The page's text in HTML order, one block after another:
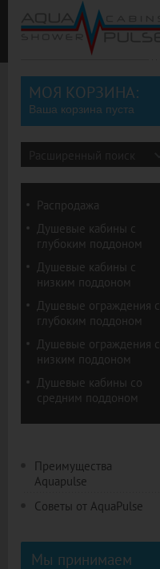
МОЯ КОРЗИНА:
Ваша корзина пуста
Распродажа
Душевые кабины с
глубоким поддоном
Душевые кабины с
низким поддоном
Душевые ограждения с
глубоким поддоном
Душевые ограждения с
низким поддоном
Душевые кабины со
средним поддоном
Преимущества
Aquapulse
Советы от AquaPulse
Мы принимаем